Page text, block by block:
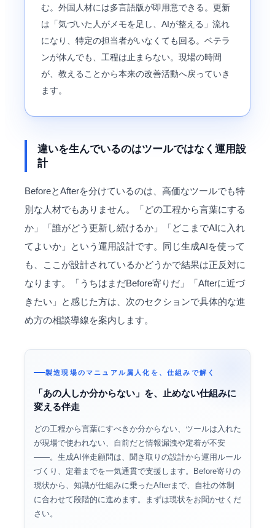
む。外国人材には多言語版が即用意できる。更新
は「気づいた人がメモを足し、AIが整える」流れ
になり、特定の担当者がいなくても回る。ベテラ
ンが休んでも、工程は止まらない。現場の時間
が、教えることから本来の改善活動へ戻っていき
ます。
違いを生んでいるのはツールではなく運用設
計
BeforeとAfterを分けているのは、高価なツールでも特
別な人材でもありません。「どの工程から言葉にする
か」「誰がどう更新し続けるか」「どこまでAIに入れ
てよいか」という運用設計です。同じ生成AIを使って
も、ここが設計されているかどうかで結果は正反対に
なります。「うちはまだBefore寄りだ」「Afterに近づ
きたい」と感じた方は、次のセクションで具体的な進
め方の相談導線を案内します。
製造現場のマニュアル属人化を、仕組みで解く
「あの人しか分からない」を、止めない仕組みに
変える伴走
どの工程から言葉にすべきか分からない、ツールは入れた
が現場で使われない、自前だと情報漏洩や定着が不安
——。生成AI伴走顧問は、聞き取りの設計から運用ルール
づくり、定着までを一気通貫で支援します。Before寄りの
現状から、知識が仕組みに乗ったAfterまで、自社の体制
に合わせて段階的に進めます。まずは現状をお聞かせくだ
さい。